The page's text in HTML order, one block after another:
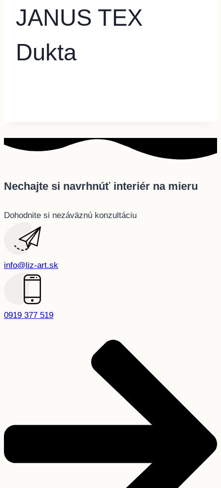
JANUS TEX
Dukta
Nechajte si navrhnúť interiér na mieru
Dohodnite si nezáväznú konzultáciu
info@liz-art.sk
0919 377 519